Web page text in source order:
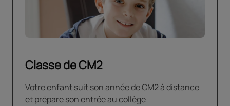
Classe de CM2
Votre enfant suit son année de CM2 à distance
et prépare son entrée au collège